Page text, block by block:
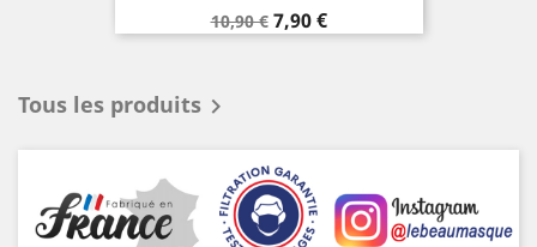
Prix
de
10,90 € Prix
7,90 €
Tous les produits 